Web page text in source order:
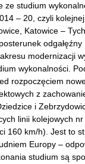
ze studium
– 20, czyli
Katowice –
modernizacji
wykonalności.
rozpoczęciem
z
i
linii kolejowych
160 km/h). Jest to
Europy –
studium są